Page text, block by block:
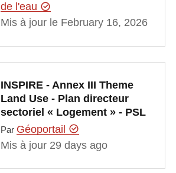
de l'eau
Mis à jour le February 16, 2026
INSPIRE - Annex III Theme
Land Use - Plan directeur
sectoriel « Logement » - PSL
Par Géoportail
Mis à jour 29 days ago